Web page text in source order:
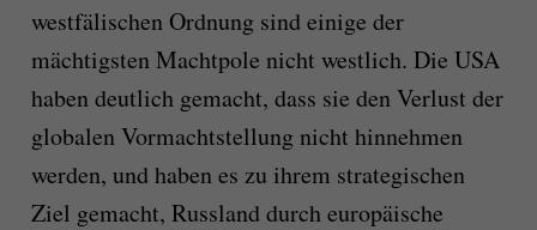
westfälischen Ordnung sind einige der
mächtigsten Machtpole nicht westlich. Die USA
haben deutlich gemacht, dass sie den Verlust der
globalen Vormachtstellung nicht hinnehmen
werden, und haben es zu ihrem strategischen
Ziel gemacht, Russland durch europäische